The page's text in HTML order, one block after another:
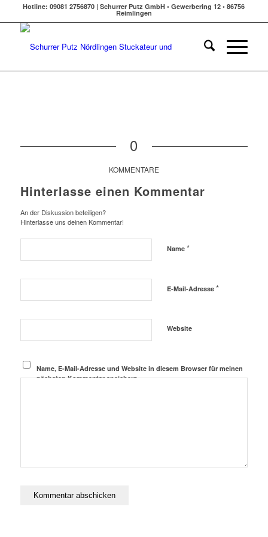
Hotline: 09081 2756870 | Schurrer Putz GmbH • Gewerbering 12 • 86756
Reimlingen
0
KOMMENTARE
Hinterlasse einen Kommentar
An der Diskussion beteiligen?
Hinterlasse uns deinen Kommentar!
Name *
E-Mail-Adresse *
Website
Name, E-Mail-Adresse und Website in diesem Browser für meinen
nächsten Kommentar speichern.